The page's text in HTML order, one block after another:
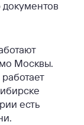
Москвы.
есть